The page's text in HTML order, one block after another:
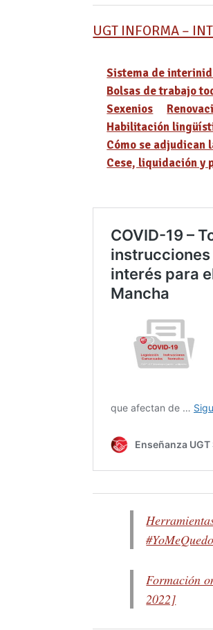
UGT INFORMA –
Sistema de
Bolsas de trabajo
Sexenios
Habilitación
Cómo se adjudican
Cese, liquidación y
Formación
2022]